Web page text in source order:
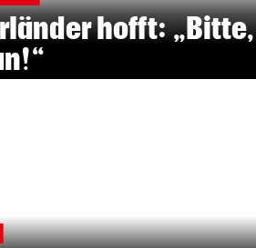
hofft: „Bitte,